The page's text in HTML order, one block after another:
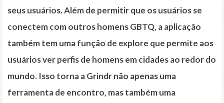
seus usuários. Além de permitir que os usuários se
conectem com outros homens GBTQ, a aplicação
também tem uma função de explore que permite aos
usuários ver perfis de homens em cidades ao redor do
mundo. Isso torna a Grindr não apenas uma
ferramenta de encontro, mas também uma